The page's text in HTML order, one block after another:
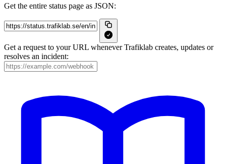
Get the entire status page as JSON:
Get a request to your URL whenever Trafiklab creates, updates or
resolves an incident: